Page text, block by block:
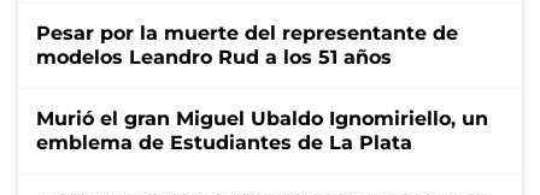
Pesar por la muerte del representante de
modelos Leandro Rud a los 51 años
Murió el gran Miguel Ubaldo Ignomiriello, un
emblema de Estudiantes de La Plata